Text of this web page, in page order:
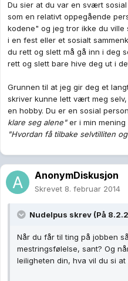
Du sier at du var en svært
som en relativt oppegående
kodene" og jeg tror ikke du
i en fest eller et sosialt
du rett og slett må gå inn i deg
rett og slett bare hive deg ut i
Grunnen til at jeg gir deg et
skriver kunne lett vært meg
en hobby. Du er en sosial
klare seg alene"er i min
"Hvordan få tilbake selvtilliten
AnonymDiskusjon
Skrevet 8. februar 2014
Nudelpus skrev (På
Når du får til ting på jobben
mestringsfølelse, sant? Og
leiligheten din, hva vil du si